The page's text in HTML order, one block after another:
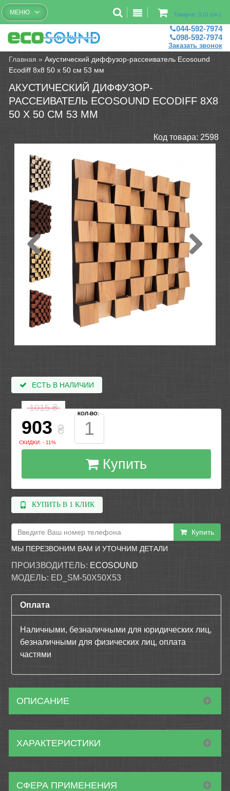
Бесплатный рассчет помещений
Товаров: 0 (0 грн.)
МЕНЮ
044-592-7974
098-592-7974
Заказать звонок
Главная »Акустический диффузор-рассеиватель Ecosound
Ecodiff 8x8 50 х 50 см 53 мм
АКУСТИЧЕСКИЙ ДИФФУЗОР-
РАССЕИВАТЕЛЬ ECOSOUND ECODIFF 8X8
50 Х 50 СМ 53 ММ
Код товара: 2598
ЕСТЬ В НАЛИЧИИ
1015₴
903 ₴
СКИДКИ: - 11%
КОЛ-ВО:
Купить
КУПИТЬ В 1 КЛИК
Купить
МЫ ПЕРЕЗВОНИМ ВАМ И УТОЧНИМ ДЕТАЛИ
ПРОИЗВОДИТЕЛЬ: ECOSOUND
МОДЕЛЬ: ED_SM-50X50X53
Оплата
Наличными, безналичными для юридических лиц,
безналичными для физических лиц, оплата
частями
ОПИСАНИЕ
ХАРАКТЕРИСТИКИ
СФЕРА ПРИМЕНЕНИЯ